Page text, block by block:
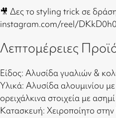
🎥 Δες το styling trick σε
instagram.com/reel/
Λεπτομέρειες
Είδος: Αλυσίδα γυαλιών &
Υλικά: Αλυσίδα αλουμινίου
ορειχάλκινα στοιχεία με
Κατασκευή: Χειροποίητο